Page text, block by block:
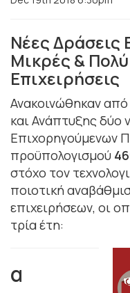
Νέες Δράσεις
Μικρές &
Επιχειρήσεις
Ανακοινώθηκαν
και Ανάπτυξης δύο
Επιχορηγούμενων
προϋπολογισμού
στόχο τον
ποιοτική
επιχειρήσεων, οι
τρία έτη:
α